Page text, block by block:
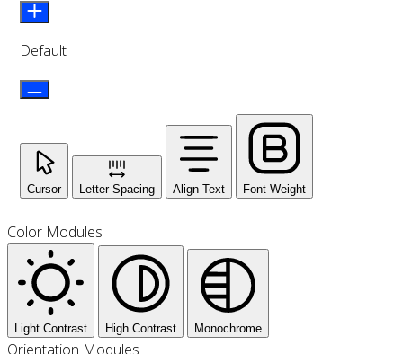
Default
Cursor Letter Spacing Align Text Font Weight
Color Modules
Light Contrast High Contrast Monochrome
Orientation Modules